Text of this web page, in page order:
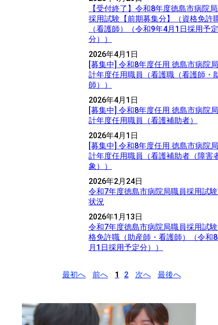
【受付終了】令和8年度徳島市病院
採用試験【前期募集分】（資格免許
（看護師）（令和9年4月1日採用予定
分））
2026年4月1日
[募集中] 令和8年度任用 徳島市病院
計年度任用職員（看護職（看護師・
師））
2026年4月1日
[募集中] 令和8年度任用 徳島市病院
計年度任用職員（看護補助者）
2026年4月1日
[募集中] 令和8年度任用 徳島市病院
計年度任用職員（看護補助者（障害
象））
2026年2月24日
令和7年度徳島市病院局職員採用試
状況
2026年1月13日
令和7年度徳島市病院局職員採用試
格免許職（助産師・看護師）（令和
月1日採用予定分））
最初へ 前へ 1 2 次へ 最後へ